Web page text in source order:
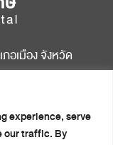
experience, serve
our traffic. By
อเมือง จังหวัด
ภาพ
สัมพันธ์